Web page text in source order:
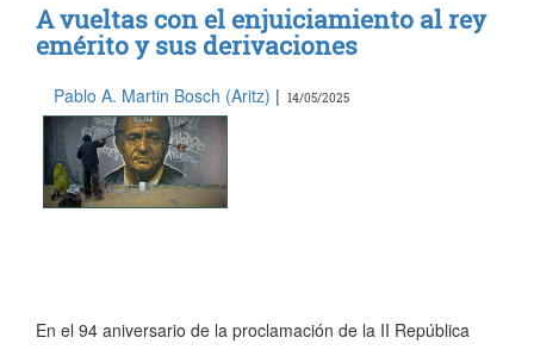
A vueltas con el enjuiciamiento al rey
emérito y sus derivaciones
Pablo A. Martin Bosch (Aritz) | 14/05/2025
En el 94 aniversario de la proclamación de la II República